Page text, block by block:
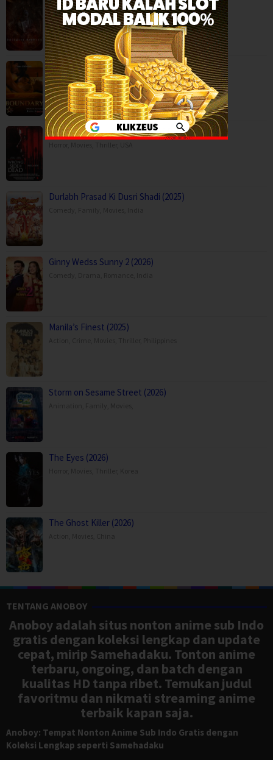
Fantasy,Horror,Movies,Finland
Boundary (2026)
Movies,Romance,
Capps Crossing: Wrong Side of Dead (2026…
Durlabh Prasad Ki Dusri Shadi (2025)
Ginny Wedss Sunny 2 (2026)
Manila’s Finest (2025)
Storm on Sesame Street (2026)
The Eyes (2026)
The Ghost Killer (2026)
TENTANG ANOBOY
Anoboy adalah situs nonton anime sub Indo
gratis dengan koleksi lengkap dan update
cepat, mirip Samehadaku. Tonton anime
terbaru, ongoing, dan batch dengan
kualitas HD tanpa ribet. Temukan judul
favoritmu dan nikmati streaming anime
terbaik kapan saja.
Anoboy: Tempat Nonton Anime Sub Indo Gratis dengan
Koleksi Lengkap seperti Samehadaku